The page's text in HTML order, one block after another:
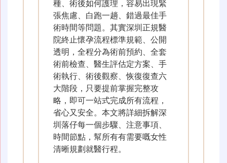
種、術後如何護理，容易出現緊
張焦慮、白跑一趟、錯過最佳手
術時間等問題。其實深圳正規醫
院終止懷孕流程標準規範、公開
透明，全程分為術前預約、全套
術前檢查、醫生評估定方案、手
術執行、術後觀察、恢復復查六
大階段，只要提前掌握完整攻
略，即可一站式完成所有流程，
省心又安全。本文將詳細拆解深
圳落仔每一個步驟、注意事項、
時間節點，幫所有有需要嘅女性
清晰規劃就醫行程。